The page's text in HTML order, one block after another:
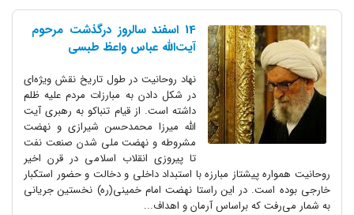
14 اسفند سالروز درگذشت مرحوم
آیت‌الله عباس واعظ طبسی
نهاد روحانیت در طول تاریخ نقش ویژه‌ای
در شکل دادن به مبارزات مردم علیه ظلم
داشته است. از قیام تنباکو به رهبری آیت
الله میرزا محمدحسن شیرازی و نهضت
مشروطه و نهضت ملی شدن صنعت نفت
تا پیروزی انقلاب اسلامی در قرن اخیر
روحانیت همواره پیشتاز مبارزه با استبداد داخلی و دخالت و حضور استکبار
خارجی بوده است. در این راستا نهضت امام خمینی(ره) نخستین جریانی
به شمار می‌‌رفت که براساس آرمان و اهداف...